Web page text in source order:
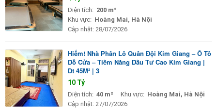
Diện tích: 200 m²
Khu vực: Hoàng Mai, Hà Nội
Cập nhật: 28/07/2026
Hiếm! Nhà Phân Lô Quân Đội Kim Giang – Ô Tô
Đỗ Cửa – Tiềm Năng Đầu Tư Cao Kim Giang |
Dt 45M² | 3
10 Tỷ
Diện tích: 40 m² Khu vực: Hoàng Mai, Hà Nội
Cập nhật: 27/07/2026